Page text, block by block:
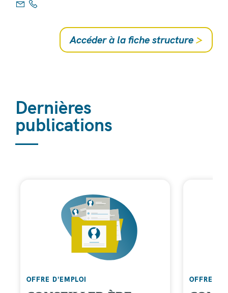
Accéder à la fiche structure >
Dernières
publications
OFFRE D'EMPLOI OFFRE